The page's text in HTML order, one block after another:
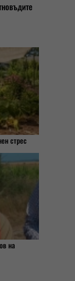
стрес
на